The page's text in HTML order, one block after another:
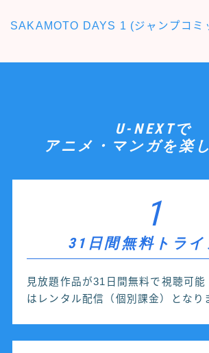
SAKAMOTO DAYS 1 (ジャンプコミ
U-NEXTで
アニメ・マンガを楽
1
31日間無料トライ
見放題作品が31日間無料で視
はレンタル配信（個別課金）となり